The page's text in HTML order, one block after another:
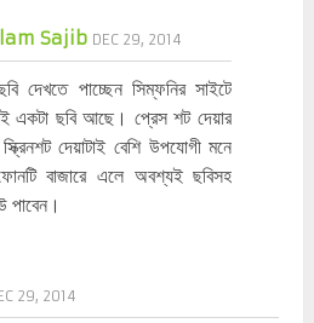
Sajib DEC 29, 2014
দেখতে পাচ্ছেন সিম্ফনির সাইটে
একটা ছবি আছে। প্রেস শট দেয়ার
দেয়াটাই বেশি উপযোগী মনে
বাজারে এলে অবশ্যই ছবিসহ
পাবেন।
29, 2014